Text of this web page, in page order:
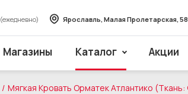
Магазины Каталог Акции
(ежедневно) Ярославль, Малая Пролетарская, 58
Мягкая Кровать Орматек Атлантико